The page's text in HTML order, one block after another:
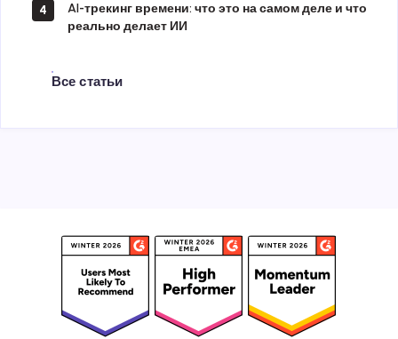
4
AI-трекинг времени: что это на самом деле и что
реально делает ИИ
Все статьи